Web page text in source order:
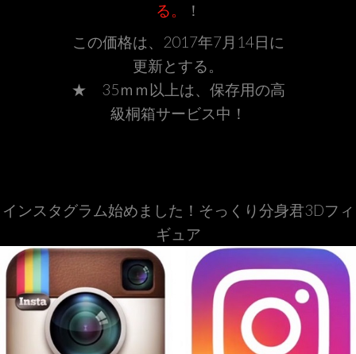
る。
！
この価格は、2017年7月14日に
更新とする。
★ 35ｍｍ以上は、保存用の高
級桐箱サービス中！
インスタグラム始めました！そっくり分身君3Dフィ
ギュア